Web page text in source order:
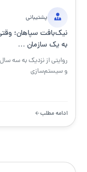
خبر
پشتیبانی
نیک‌بافت سپاهان؛
به یک سازمان …
روایتی از نزدیک به سه
و سیستم‌سازی
ادامه مطلب